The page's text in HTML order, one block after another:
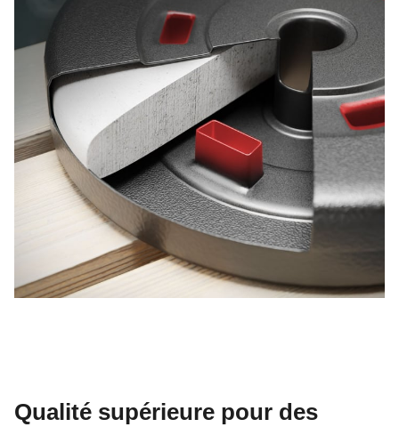
Qualité supérieure pour des